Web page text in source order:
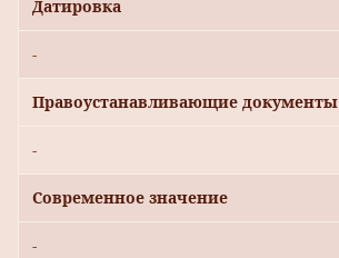
Датировка
-
Правоустанавливающие документы
-
Современное значение
-